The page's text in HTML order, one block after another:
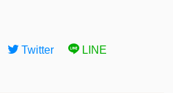
Twitter LINE